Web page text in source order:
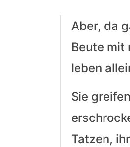
Aber, da
Beute mit
leben
Sie
Tatzen,